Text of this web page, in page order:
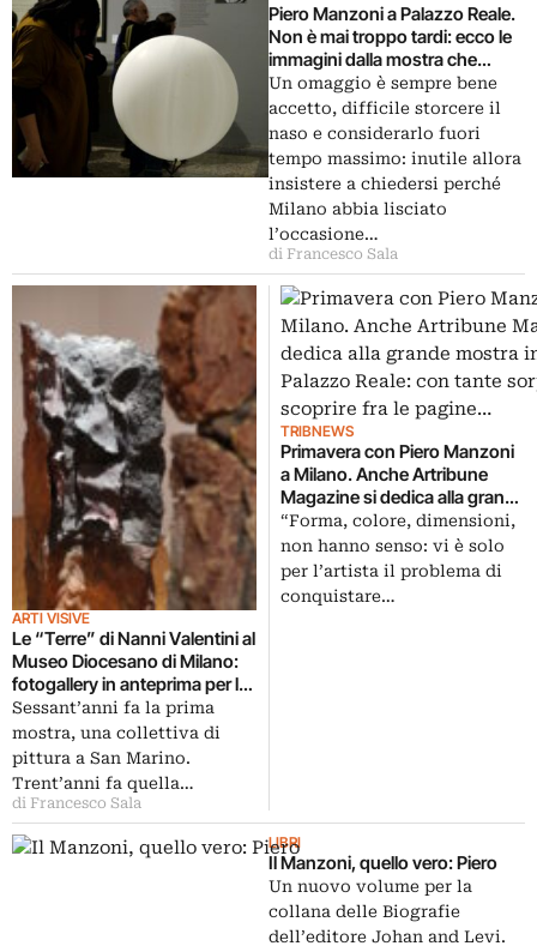
Piero Manzoni a Palazzo Reale.
Non è mai troppo tardi: ecco le
immagini dalla mostra che
Milano dedica all’artista, l’anno
dopo il cinquantesimo
anniversario dalla morte. E tra le
icone imprescindibili spuntano
anche le rarità…
Un omaggio è sempre bene
accetto, difficile storcere il
naso e considerarlo fuori
tempo massimo: inutile allora
insistere a chiedersi perché
Milano abbia lisciato
l’occasione…
di Francesco Sala
ARTI VISIVE
Le “Terre” di Nanni Valentini al
Museo Diocesano di Milano:
fotogallery in anteprima per la
mostra curata da Flaminio
Gualdoni, che a quasi
trent’anni dalla morte ricorda
un grande della scultura del
secondo Novecento
Sessant’anni fa la prima
mostra, una collettiva di
pittura a San Marino.
Trent’anni fa quella…
di Francesco Sala
TRIBNEWS
Primavera con Piero Manzoni
a Milano. Anche Artribune
Magazine si dedica alla grande
mostra in arrivo a Palazzo
Reale: con tante sorprese da
scoprire fra le pagine…
“Forma, colore, dimensioni,
non hanno senso: vi è solo
per l’artista il problema di
conquistare…
LIBRI
Il Manzoni, quello vero: Piero
Un nuovo volume per la
collana delle Biografie
dell’editore Johan and Levi.